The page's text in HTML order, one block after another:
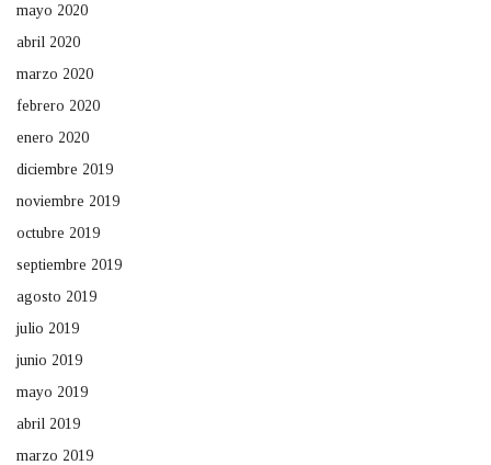
mayo 2020
abril 2020
marzo 2020
febrero 2020
enero 2020
diciembre 2019
noviembre 2019
octubre 2019
septiembre 2019
agosto 2019
julio 2019
junio 2019
mayo 2019
abril 2019
marzo 2019